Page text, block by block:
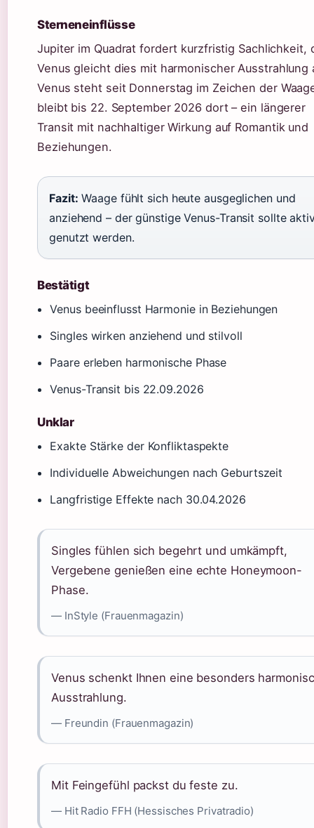
Sterneneinflüsse
Jupiter im Quadrat fordert kurzfristig Sachlichkeit,
Venus gleicht dies mit harmonischer Ausstrahlung
Venus steht seit Donnerstag im Zeichen der
bleibt bis 22. September 2026 dort – ein längerer
Transit mit nachhaltiger Wirkung auf Romantik und
Beziehungen.
Fazit: Waage fühlt sich heute ausgeglichen und
anziehend – der günstige Venus-Transit sollte
genutzt werden.
Bestätigt
Venus beeinflusst Harmonie in Beziehungen
Singles wirken anziehend und stilvoll
Paare erleben harmonische Phase
Venus-Transit bis 22.09.2026
Unklar
Exakte Stärke der Konfliktaspekte
Individuelle Abweichungen nach Geburtszeit
Langfristige Effekte nach 30.04.2026
Singles fühlen sich begehrt und umkämpft,
Vergebene genießen eine echte Honeymoon-
Phase.
— InStyle (Frauenmagazin)
Venus schenkt Ihnen eine besonders
Ausstrahlung.
— Freundin (Frauenmagazin)
Mit Feingefühl packst du feste zu.
— Hit Radio FFH (Hessisches Privatradio)